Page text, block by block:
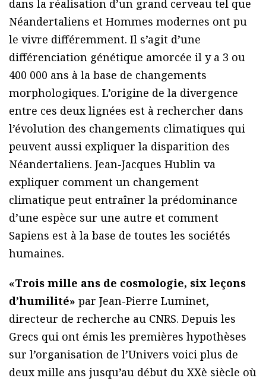
dans la réalisation d’un grand cerveau tel que
Néandertaliens et Hommes modernes ont pu
le vivre différemment. Il s’agit d’une
différenciation génétique amorcée il y a 3 ou
400 000 ans à la base de changements
morphologiques. L’origine de la divergence
entre ces deux lignées est à rechercher dans
l’évolution des changements climatiques qui
peuvent aussi expliquer la disparition des
Néandertaliens. Jean-Jacques Hublin va
expliquer comment un changement
climatique peut entraîner la prédominance
d’une espèce sur une autre et comment
Sapiens est à la base de toutes les sociétés
humaines.
«Trois mille ans de cosmologie, six leçons
d’humilité» par Jean-Pierre Luminet,
directeur de recherche au CNRS. Depuis les
Grecs qui ont émis les premières hypothèses
sur l’organisation de l’Univers voici plus de
deux mille ans jusqu’au début du XXè siècle où